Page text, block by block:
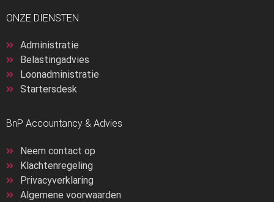
ONZE DIENSTEN
Administratie
Belastingadvies
Loonadministratie
Startersdesk
BnP Accountancy & Advies
Neem contact op
Klachtenregeling
Privacyverklaring
Algemene voorwaarden